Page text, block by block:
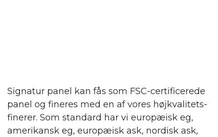
Signatur panel kan fås som FSC-certificerede
panel og fineres med en af vores højkvalitets-
finerer. Som standard har vi europæisk eg,
amerikansk eg, europæisk ask, nordisk ask,